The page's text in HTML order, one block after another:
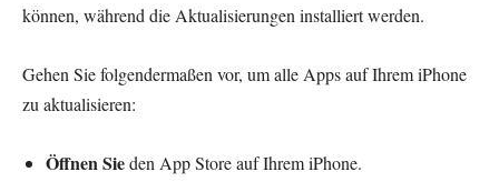
können, während die Aktualisierungen installiert werden.
Gehen Sie folgendermaßen vor, um alle Apps auf Ihrem iPhone
zu aktualisieren:
Öffnen Sieden App Store auf Ihrem iPhone.